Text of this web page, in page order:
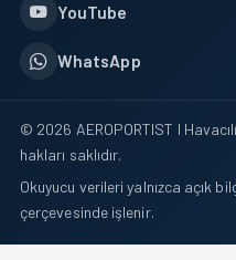
YouTube
WhatsApp
© 2026 AEROPORTIST I
hakları saklıdır.
Okuyucu verileri yalnızca açık
çerçevesinde işlenir.